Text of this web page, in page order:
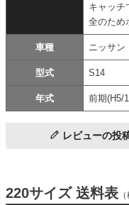
キャッチ
全のため
車種 ニッサン
型式 S14
年式 前期(H5/
レビューの投
220サイズ 送料表